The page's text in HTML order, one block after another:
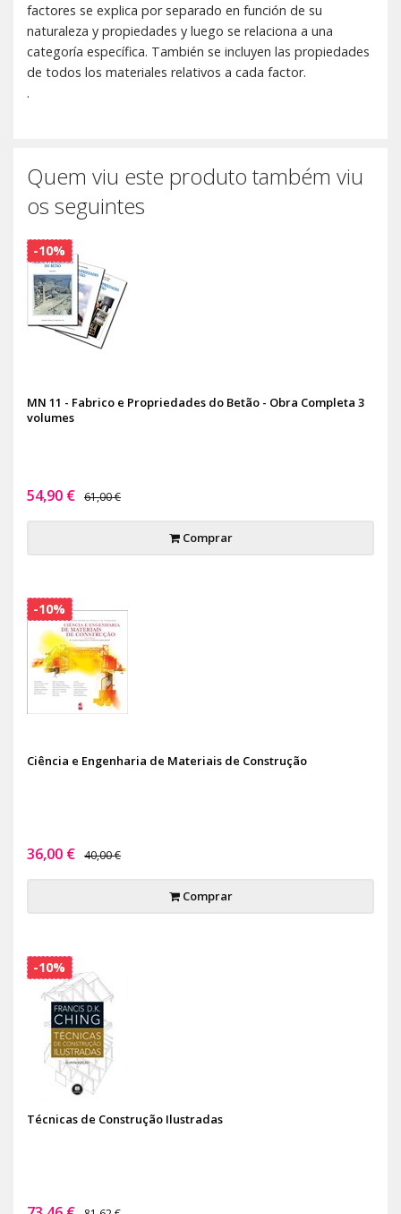
factores se explica por separado en función de su
naturaleza y propiedades y luego se relaciona a una
categoría específica. También se incluyen las propiedades
de todos los materiales relativos a cada factor.
.
Quem viu este produto também viu
os seguintes
MN 11 - Fabrico e Propriedades do Betão - Obra Completa 3
volumes
54,90 € 61,00 €
Comprar
-10%
Ciência e Engenharia de Materiais de Construção
36,00 € 40,00 €
Comprar
-10%
Técnicas de Construção Ilustradas
-10%